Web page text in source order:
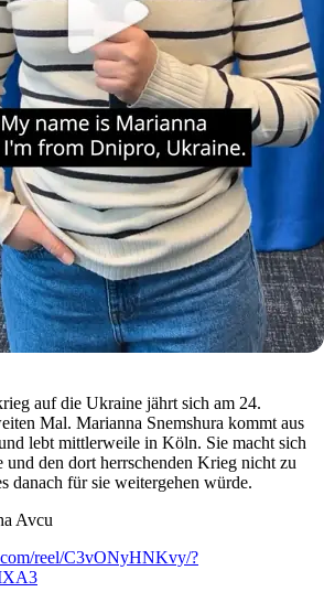
auf die Ukraine jährt sich am 24.
Mal. Marianna Snemshura kommt aus
lebt mittlerweile in Köln. Sie macht sich
den dort herrschenden Krieg nicht zu
danach für sie weitergehen würde.
Avcu
reel/C3vONyHNKvy/?